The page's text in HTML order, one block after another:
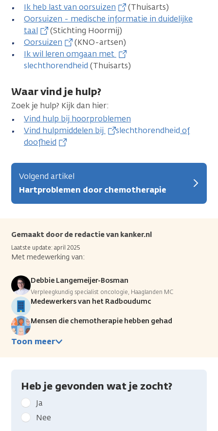
Ik heb last van oorsuizen
(Thuisarts)
Oorsuizen - medische informatie in duidelijke
taal
(Stichting Hoormij)
Oorsuizen
(KNO-artsen)
Ik wil leren omgaan met
slechthorendheid (Thuisarts)
Waar vind je hulp?
Zoek je hulp? Kijk dan hier:
Vind hulp bij hoorproblemen
Vind hulpmiddelen bij
slechthorendheid of
doofheid
Volgend artikel
Hartproblemen door chemotherapie
Gemaakt door de redactie van kanker.nl
Laatste update: april 2025
Met medewerking van:
Debbie Langemeijer-Bosman
Verpleegkundig specialist oncologie, Haaglanden MC
Medewerkers van het Radboudumc
Mensen die chemotherapie hebben gehad
Toon meer
Heb je gevonden wat je zocht?
Geef
kanker.nl
feedback:
Ja
Nee